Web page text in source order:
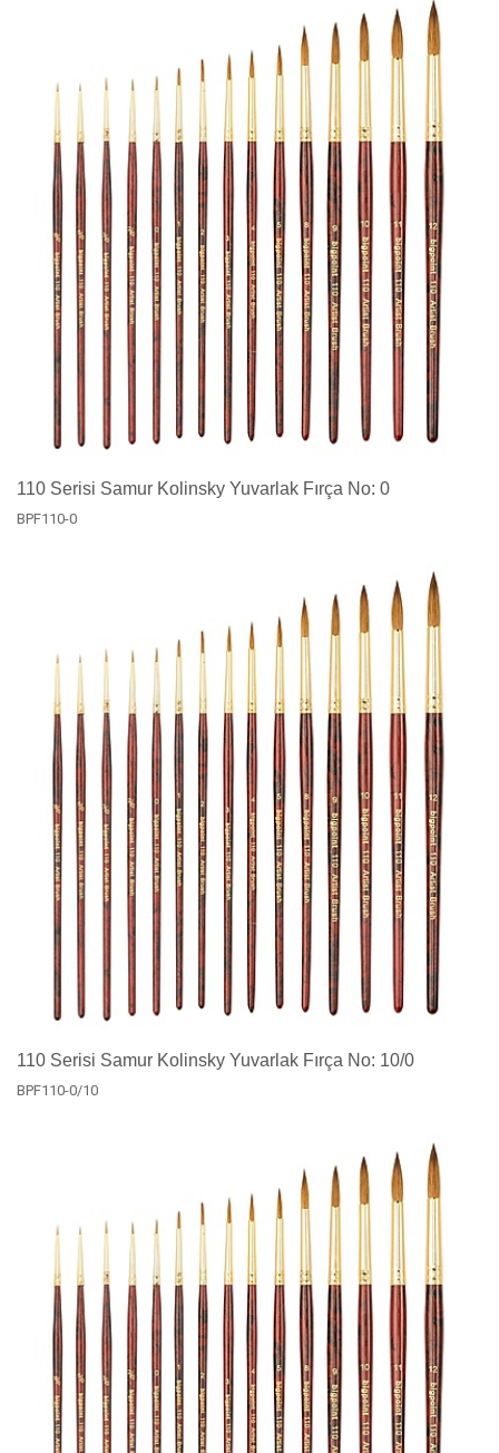
110 Serisi Samur Kolinsky Yuvarlak Fırça No: 0
BPF110-0
110 Serisi Samur Kolinsky Yuvarlak Fırça No: 10/0
BPF110-0/10